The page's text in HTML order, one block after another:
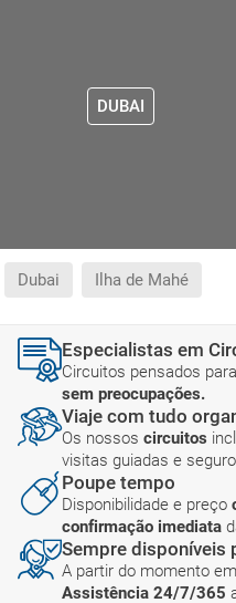
DUBAI
Dubai Ilha de Mahé
Especialistas em
Circuitos pensados
sem preocupações.
Viaje com tudo
Os nossos circuitos
visitas guiadas e
Poupe tempo
Disponibilidade e preço
confirmação imediata
Sempre disponíveis
A partir do momento
Assistência 24/7/365